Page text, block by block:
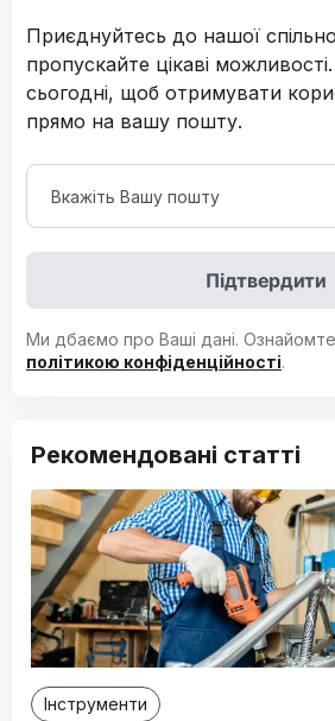
Приєднуйтесь до нашої
пропускайте цікаві
сьогодні, щоб отримувати
прямо на вашу пошту.
Підтвердити
Ми дбаємо про Ваші дані.
політикою конфіденційності.
Рекомендовані статті
Інструменти